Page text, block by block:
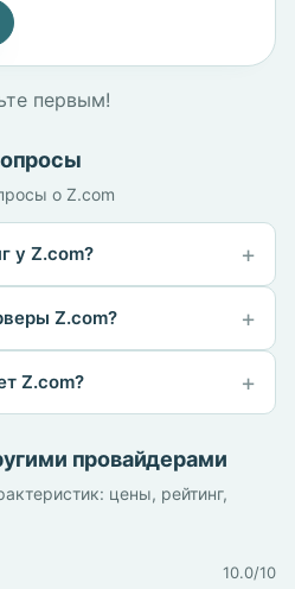
первым!
о Z.com
у Z.com?
Z.com?
Z.com?
провайдерами
цены, рейтинг,
10.0/10